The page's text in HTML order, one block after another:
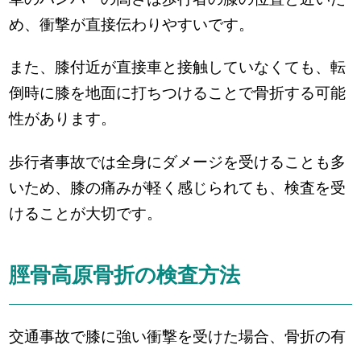
め、衝撃が直接伝わりやすいです。
また、膝付近が直接車と接触していなくても、転
倒時に膝を地面に打ちつけることで骨折する可能
性があります。
歩行者事故では全身にダメージを受けることも多
いため、膝の痛みが軽く感じられても、検査を受
けることが大切です。
脛骨高原骨折の検査方法
交通事故で膝に強い衝撃を受けた場合、骨折の有